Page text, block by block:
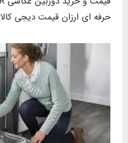
حرفه ای ارزان قیمت دیجی کالا